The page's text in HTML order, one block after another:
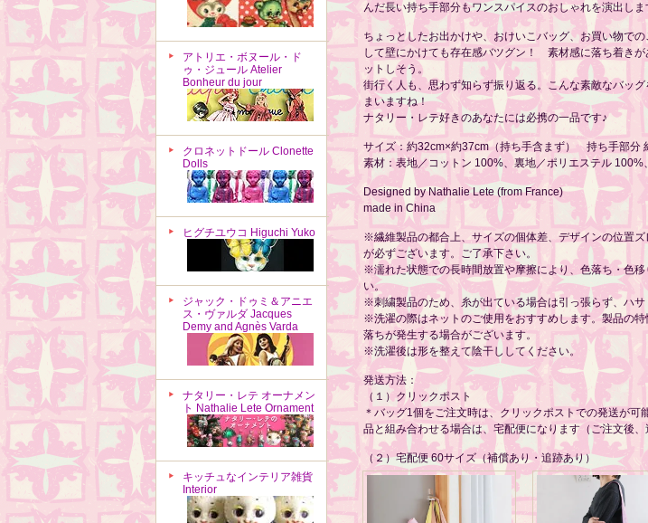
アトリエ・ボヌール・ド
ゥ・ジュール Atelier
Bonheur du jour
クロネットドール Clonette
Dolls
ヒグチユウコ Higuchi Yuko
ジャック・ドゥミ＆アニエ
ス・ヴァルダ Jacques
Demy and Agnès Varda
ナタリー・レテ オーナメン
ト Nathalie Lete Ornament
キッチュなインテリア雑貨
Interior
んだ長い持ち手部分もワンスパイスのおしゃれを演出しま
ちょっとしたお出かけや、おけいこバッグ、お買い物で
して壁にかけても存在感バツグン！ 素材感に落ち着き
ットしそう。
街行く人も、思わず知らず振り返る。こんな素敵なバッ
まいますね！
ナタリー・レテ好きのあなたには必携の一品です♪
サイズ：約32cm×約37cm（持ち手含まず） 持ち手部分
素材：表地／コットン 100%、裏地／ポリエステル
Designed by Nathalie Lete (from France)
made in China
※繊維製品の都合上、サイズの個体差、デザインの位置
が必ずございます。ご了承下さい。
※濡れた状態での長時間放置や摩擦により、色落ち・色
い。
※刺繍製品のため、糸が出ている場合は引っ張らず、ハ
※洗濯の際はネットのご使用をおすすめします。製品の
落ちが発生する場合がございます。
※洗濯後は形を整えて陰干ししてください。
発送方法：
（１）クリックポスト
＊バッグ1個をご注文時は、クリックポストでの発送が
品と組み合わせる場合は、宅配便になります（ご注文後、
（２）宅配便 60サイズ（補償あり・追跡あり）